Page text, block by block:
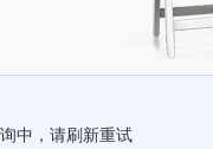
中，请刷新重试